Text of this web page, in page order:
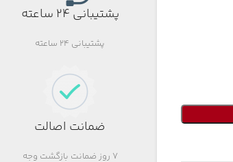
پشتیبانی 24 ساعته
پشتیبانی 24 ساعته
ضمانت اصالت
7 روز ضمانت بازگشت وجه